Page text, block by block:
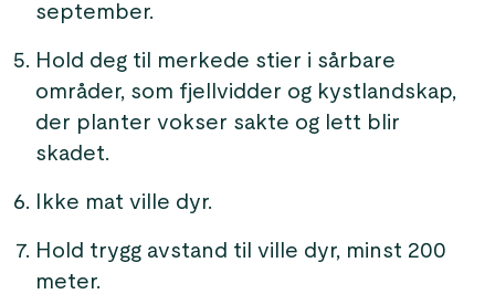
september.
Hold deg til merkede stier i sårbare
områder, som fjellvidder og kystlandskap,
der planter vokser sakte og lett blir
skadet.
Ikke mat ville dyr.
Hold trygg avstand til ville dyr, minst 200
meter.